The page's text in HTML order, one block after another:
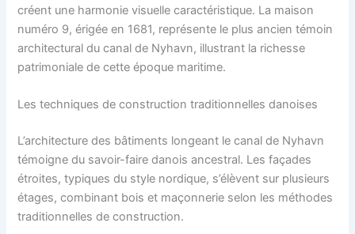
créent une harmonie visuelle caractéristique. La maison
numéro 9, érigée en 1681, représente le plus ancien témoin
architectural du canal de Nyhavn, illustrant la richesse
patrimoniale de cette époque maritime.
Les techniques de construction traditionnelles danoises
L’architecture des bâtiments longeant le canal de Nyhavn
témoigne du savoir-faire danois ancestral. Les façades
étroites, typiques du style nordique, s’élèvent sur plusieurs
étages, combinant bois et maçonnerie selon les méthodes
traditionnelles de construction.